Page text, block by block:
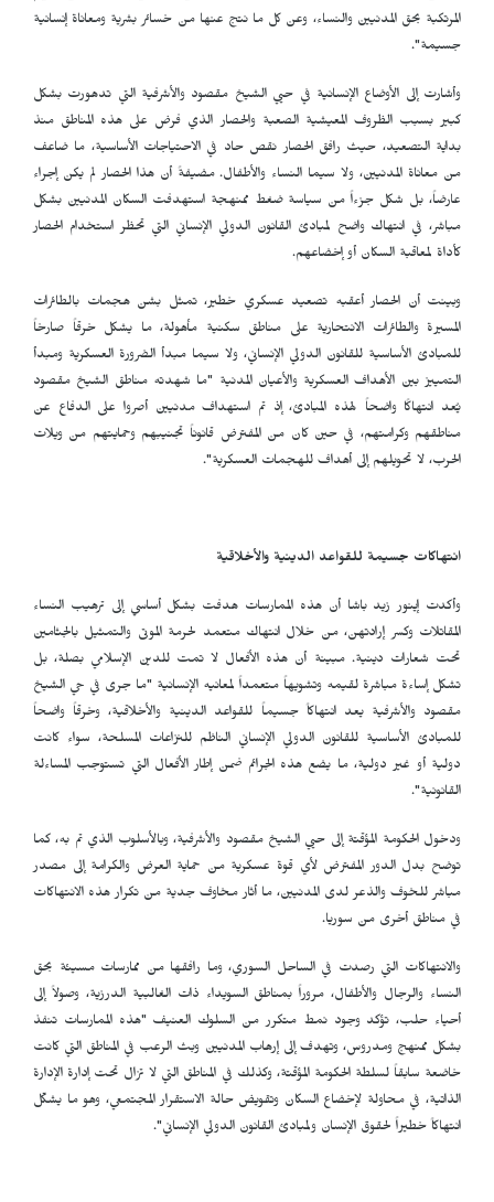
المرتكبة بحق المدنيين والنساء، وعن كل ما نتج عنها من خسائر بشرية ومعاناة إنسانية
جسيمة".
وأشارت إلى الأوضاع الإنسانية في حيي الشيخ مقصود والأشرفية التي تدهورت بشكل
كبير بسبب الظروف المعيشية الصعبة والحصار الذي فرض على هذه المناطق منذ
بداية التصعيد، حيث رافق الحصار نقص حاد في الاحتياجات الأساسية، ما ضاعف
من معاناة المدنيين، ولا سيما النساء والأطفال. مضيفةً أن هذا الحصار لم يكن إجراء
عارضاً، بل شكل جزءاً من سياسة ضغط ممنهجة استهدفت السكان المدنيين بشكل
مباشر، في انتهاك واضح لمبادئ القانون الدولي الإنساني التي تحظر استخدام الحصار
كأداة لمعاقبة السكان أو إخضاعهم.
وبينت أن الحصار أعقبه تصعيد عسكري خطير، تمثل بشن هجمات بالطائرات
المسيرة والطائرات الانتحارية على مناطق سكنية مأهولة، ما يشكل خرقاً صارخاً
للمبادئ الأساسية للقانون الدولي الإنساني، ولا سيما مبدأ الضرورة العسكرية ومبدأ
التمييز بين الأهداف العسكرية والأعيان المدنية "ما شهدته مناطق الشيخ مقصود
يُعد انتهاكًا واضحاً لهذه المبادئ، إذ تم استهداف مدنيين أصروا على الدفاع عن
مناطقهم وكرامتهم، في حين كان من المفترض قانوناً تجنيبهم وحمايتهم من ويلات
الحرب، لا تحويلهم إلى أهداف للهجمات العسكرية".
انتهاكات جسيمة للقواعد الدينية والأخلاقية
وأكدت إينور زيد باشا أن هذه الممارسات هدفت بشكل أساسي إلى ترهيب النساء
المقاتلات وكسر إرادتهن، من خلال انتهاك متعمد لحرمة الموتى والتمثيل بالجثامين
تحت شعارات دينية. مبينة أن هذه الأفعال لا تمت للدين الإسلامي بصلة، بل
تشكل إساءة مباشرة لقيمه وتشويهاً متعمداً لمعانيه الإنسانية "ما جرى في حي الشيخ
مقصود والأشرفية يعد انتهاكاً جسيماً للقواعد الدينية والأخلاقية، وخرقاً واضحاً
للمبادئ الأساسية للقانون الدولي الإنساني الناظم للنزاعات المسلحة، سواء كانت
دولية أو غير دولية، ما يضع هذه الجرائم ضمن إطار الأفعال التي تستوجب المساءلة
القانونية".
ودخول الحكومة المؤقتة إلى حيي الشيخ مقصود والأشرفية، وبالأسلوب الذي تم به، كما
توضح بدل الدور المفترض لأي قوة عسكرية من حماية العرض والكرامة إلى مصدر
مباشر للخوف والذعر لدى المدنيين، ما أثار مخاوف جدية من تكرار هذه الانتهاكات
في مناطق أخرى من سوريا.
والانتهاكات التي رصدت في الساحل السوري، وما رافقها من ممارسات مسيئة بحق
النساء والرجال والأطفال، مروراً بمناطق السويداء ذات الغالبية الدرزية، وصولاً إلى
أحياء حلب، تؤكد وجود نمط متكرر من السلوك العنيف "هذه الممارسات تنفذ
بشكل ممنهج ومدروس، وتهدف إلى إرهاب المدنيين وبث الرعب في المناطق التي كانت
خاضعة سابقاً لسلطة الحكومة المؤقتة، وكذلك في المناطق التي لا تزال تحت إدارة الإدارة
الذاتية، في محاولة لإخضاع السكان وتقويض حالة الاستقرار المجتمعي، وهو ما يشكّل
انتهاكاً خطيراً لحقوق الإنسان ولمبادئ القانون الدولي الإنساني".